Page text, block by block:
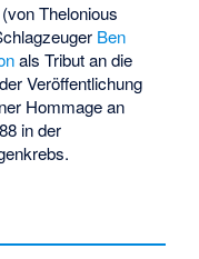
(von Thelonious
Ben
als Tribut an die
Veröffentlichung
Hommage an
in der